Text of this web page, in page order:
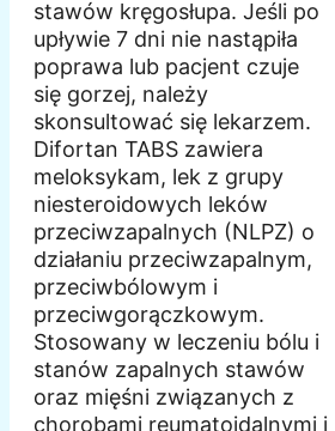
stawów kręgosłupa. Jeśli po
upływie 7 dni nie nastąpiła
poprawa lub pacjent czuje
się gorzej, należy
skonsultować się lekarzem.
Difortan TABS zawiera
meloksykam, lek z grupy
niesteroidowych leków
przeciwzapalnych (NLPZ) o
działaniu przeciwzapalnym,
przeciwbólowym i
przeciwgorączkowym.
Stosowany w leczeniu bólu i
stanów zapalnych stawów
oraz mięśni związanych z
chorobami reumatoidalnymi i